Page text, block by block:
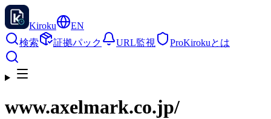
Kiroku
EN
検索
証拠パック URL監視 ProKirokuとは
www.axelmark.co.jp/